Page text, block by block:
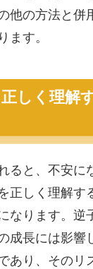
他の方法と併
ます。
しく理解
ると、不安に
正しく理解す
なります。逆
成長には影響
あり、そのリ